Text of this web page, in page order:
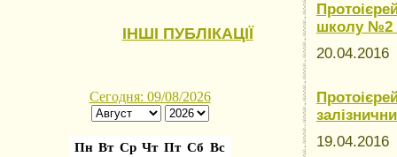
ІНШІ ПУБЛІКАЦІЇ
школу №2
20.04.2016
19.04.2016